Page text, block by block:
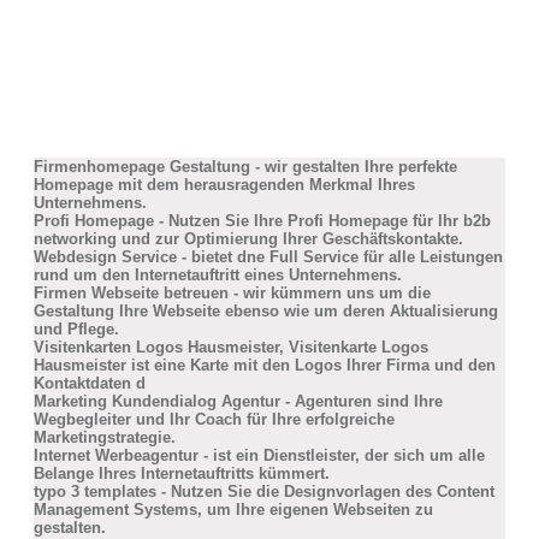
Firmenhomepage Gestaltung - wir gestalten Ihre perfekte
Homepage mit dem herausragenden Merkmal Ihres
Unternehmens.
Profi Homepage - Nutzen Sie Ihre Profi Homepage für Ihr b2b
networking und zur Optimierung Ihrer Geschäftskontakte.
Webdesign Service - bietet dne Full Service für alle Leistungen
rund um den Internetauftritt eines Unternehmens.
Firmen Webseite betreuen - wir kümmern uns um die
Gestaltung Ihre Webseite ebenso wie um deren Aktualisierung
und Pflege.
Visitenkarten Logos Hausmeister, Visitenkarte Logos
Hausmeister ist eine Karte mit den Logos Ihrer Firma und den
Kontaktdaten d
Marketing Kundendialog Agentur - Agenturen sind Ihre
Wegbegleiter und Ihr Coach für Ihre erfolgreiche
Marketingstrategie.
Internet Werbeagentur - ist ein Dienstleister, der sich um alle
Belange Ihres Internetauftritts kümmert.
typo 3 templates - Nutzen Sie die Designvorlagen des Content
Management Systems, um Ihre eigenen Webseiten zu
gestalten.